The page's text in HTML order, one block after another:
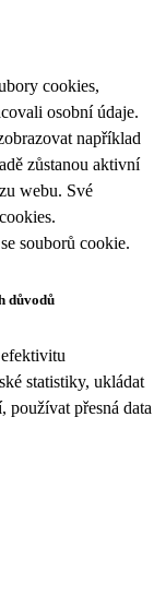
cookies,
osobní údaje.
například
zůstanou aktivní
webu. Své
.
souborů cookie.
důvodů
statistiky, ukládat
používat přesná data